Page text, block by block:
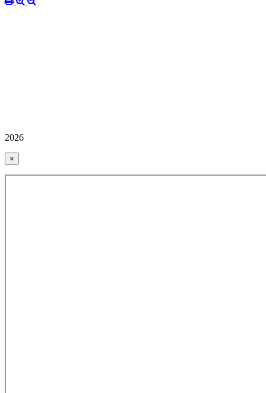
2026
×